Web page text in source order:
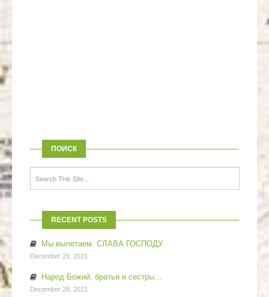
ПОИСК
RECENT POSTS
Мы вылетаем. СЛАВА ГОСПОДУ.
December 29, 2021
Народ Божий, братья и сестры…
December 28, 2021